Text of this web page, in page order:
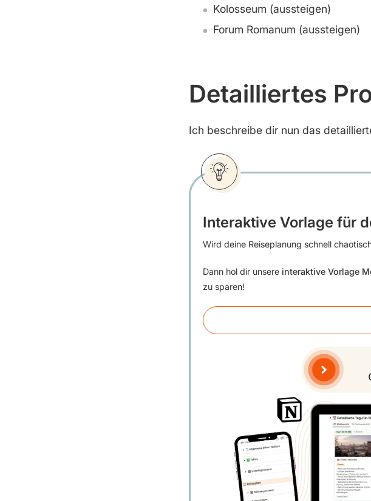
Kolosseum (aussteigen)
Forum Romanum (aussteigen)
Detailliertes
Ich beschreibe dir nun das
Interaktive Vorlage für
Wird deine Reiseplanung schnell
Dann hol dir unsere interaktive Vorlage
zu sparen!